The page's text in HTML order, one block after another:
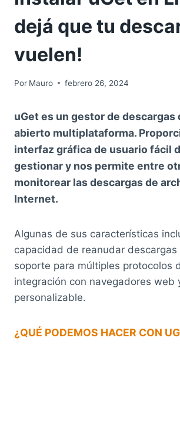
dejá que tu
vuelen!
Por Mauro febrero 26, 2024
uGet es un gestor de descargas
abierto multiplataforma.
interfaz gráfica de usuario fácil
gestionar y nos permite entre
monitorear las descargas de
Internet.
Algunas de sus características
capacidad de reanudar
soporte para múltiples protocolos
integración con navegadores web
personalizable.
¿QUÉ PODEMOS HACER CON